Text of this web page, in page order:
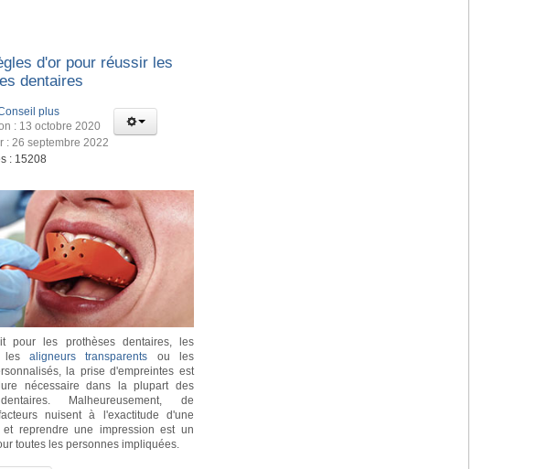
d'or pour réussir les
dentaires
plus
: 13 octobre 2020
: 26 septembre 2022
: 15208
pour les prothèses dentaires, les
les aligneurs transparents ou les
la prise d'empreintes est
nécessaire dans la plupart des
Malheureusement, de
nuisent à l'exactitude d'une
et reprendre une impression est un
toutes les personnes impliquées.